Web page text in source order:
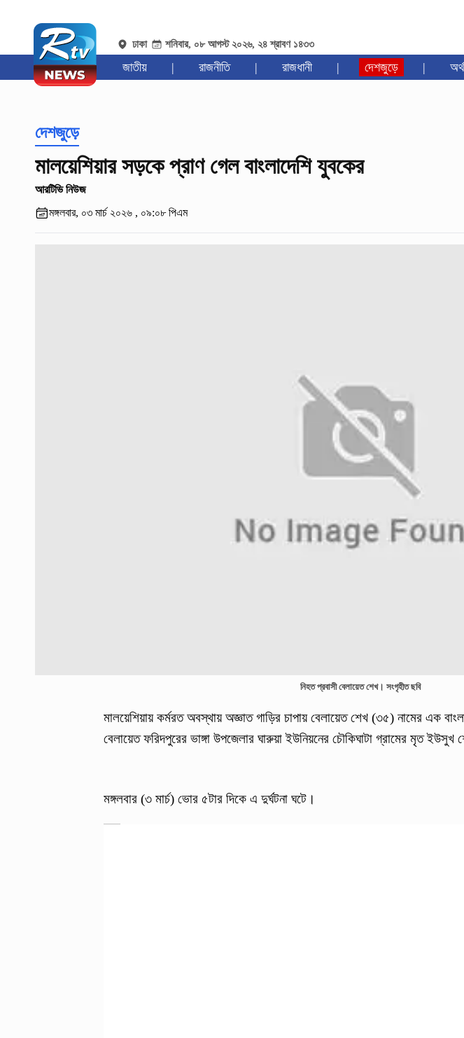
ঢাকা শনিবার, ০৮ আগস্ট ২০২৬, ২৪ শ্রাবণ ১৪৩৩
জাতীয় | রাজনীতি | রাজধানী | দেশজুড়ে |
দেশজুড়ে
মালয়েশিয়ার সড়কে প্রাণ গেল বাংলাদেশি যুবকের
আরটিভি নিউজ
মঙ্গলবার, ০৩ মার্চ ২০২৬ , ০৯:০৮ পিএম
নিহত প্রবাসী বেলায়েত শেখ। সংগৃহীত ছবি
মালয়েশিয়ায় কর্মরত অবস্থায় অজ্ঞাত গাড়ির চাপায় বেলায়েত শেখ (৩৫) নামের এক
বেলায়েত ফরিদপুরের ভাঙ্গা উপজেলার ঘারুয়া ইউনিয়নের চৌকিঘাটা গ্রামের মৃত ইউসুখ
মঙ্গলবার (৩ মার্চ) ভোর ৫টার দিকে এ দুর্ঘটনা ঘটে।